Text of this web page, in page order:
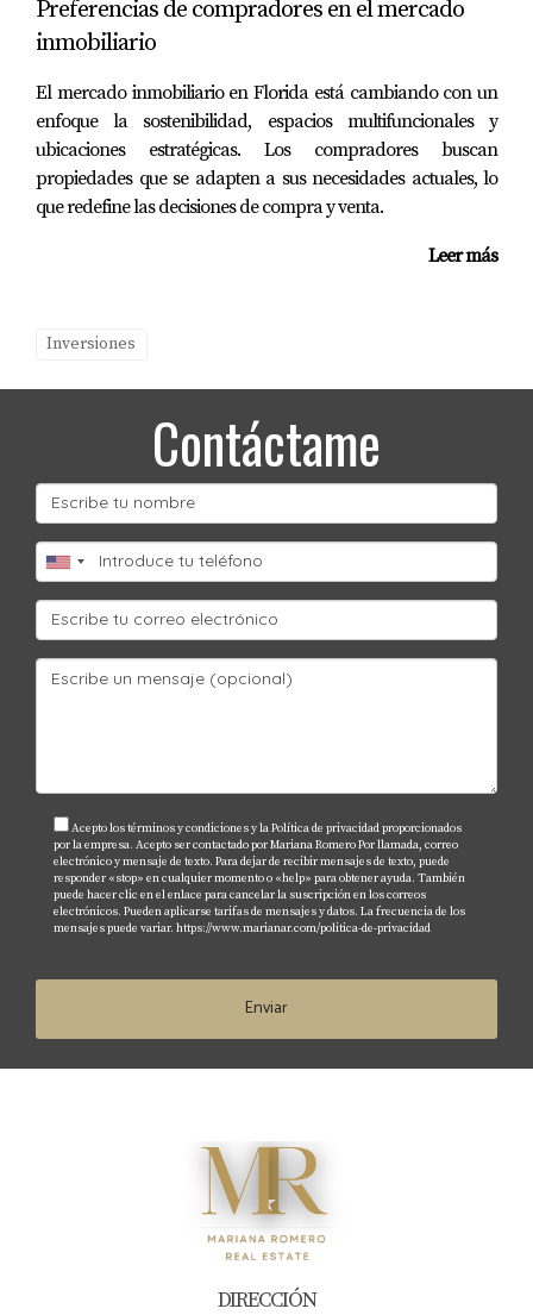
¿Cuáles son las tasas promedio para
préstamos inmobiliarios en Florida?
Las tasas promedio pueden variar entre el 4% y el
6%, dependiendo del tipo de préstamo y el perfil
crediticio del solicitante.
¿Es posible obtener financiamiento sin
crediticio estadounidense, aunque generalmente
¿Qué documentos necesito presentar
como inversionista extranjero?
Los documentos comunes incluyen pasaporte,
comprobantes de ingresos y activos, así como
declaraciones fiscales.
¿Puedo utilizar mi propiedad como
alquiler vacacional?
Sí, muchas propiedades en Florida permiten
¿Qué debo hacer si no puedo pagar mi
préstamo?
Si enfrentas dificultades financieras, es crucial
comunicarte con tu prestamista lo antes posible
préstamo o la venta de la propiedad. Recuerda que
cada situación es única y contar con asesoría
profesional siempre es recomendable. ¡No dudes en
Preferencias de compradores en el mercado
inmobiliario
El mercado inmobiliario en Florida está cambiando con un
enfoque la sostenibilidad, espacios multifuncionales y
ubicaciones estratégicas. Los compradores buscan
propiedades que se adapten a sus necesidades actuales, lo
que redefine las decisiones de compra y venta.
Leer más
Inversiones
Contáctame
Acepto los términos y condiciones y la Política de privacidad proporcionados
por la empresa. Acepto ser contactado por Mariana Romero Por llamada, correo
electrónico y mensaje de texto. Para dejar de recibir mensajes de texto, puede
responder «stop» en cualquier momento o «help» para obtener ayuda. También
puede hacer clic en el enlace para cancelar la suscripción en los correos
electrónicos. Pueden aplicarse tarifas de mensajes y datos. La frecuencia de los
mensajes puede variar. https://www.marianar.com/politica-de-privacidad
Enviar
DIRECCIÓN